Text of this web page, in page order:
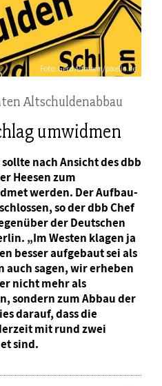
Altschuldenabbau
umwidmen
nach Ansicht des dbb
Heesen zum
werden. Der Aufbau-
so der dbb Chef
der Deutschen
„Im Westen klagen ja
besser aufgebaut sei als
auch sagen, wir erheben
nicht mehr als
sondern zum Abbau der
darauf, dass die
mit rund zwei
sind.